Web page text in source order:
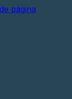
página